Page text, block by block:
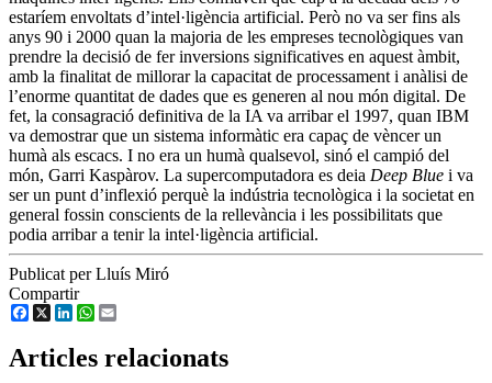
estaríem envoltats d’intel·ligència artificial. Però no va ser fins als
anys 90 i 2000 quan la majoria de les empreses tecnològiques van
prendre la decisió de fer inversions significatives en aquest àmbit,
amb la finalitat de millorar la capacitat de processament i anàlisi de
l’enorme quantitat de dades que es generen al nou món digital. De
fet, la consagració definitiva de la IA va arribar el 1997, quan IBM
va demostrar que un sistema informàtic era capaç de vèncer un
humà als escacs. I no era un humà qualsevol, sinó el campió del
món, Garri Kaspàrov. La supercomputadora es deia Deep Blue i va
ser un punt d’inflexió perquè la indústria tecnològica i la societat en
general fossin conscients de la rellevància i les possibilitats que
podia arribar a tenir la intel·ligència artificial.
Publicat per Lluís Miró
Compartir
Facebook
X LinkedInWhatsApp
Articles relacionats